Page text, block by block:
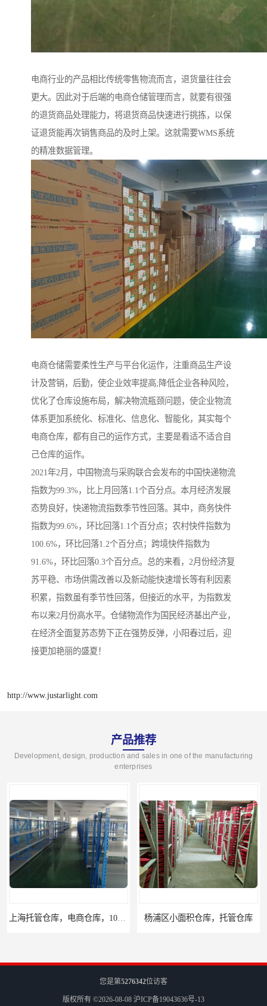
电商行业的产品相比传统零售物流而言，退货量往往会
更大。因此对于后端的电商仓储管理而言，就要有很强
的退货商品处理能力，将退货商品快速进行挑拣，以保
证退货能再次销售商品的及时上架。这就需要WMS系统
的精准数据管理。
电商仓储需要柔性生产与平台化运作，注重商品生产设
计及营销，后勤，使企业效率提高;降低企业各种风险，
优化了仓库设施布局，解决物流瓶颈问题，使企业物流
体系更加系统化、标准化、信息化、智能化，其实每个
电商仓库，都有自己的运作方式，主要是看适不适合自
己仓库的运作。
2021年2月，中国物流与采购联合会发布的中国快递物流
指数为99.3%，比上月回落1.1个百分点。本月经济发展
态势良好，快递物流指数季节性回落。其中，商务快件
指数为99.6%，环比回落1.1个百分点；农村快件指数为
100.6%，环比回落1.2个百分点；跨境快件指数为
91.6%，环比回落0.3个百分点。总的来看，2月份经济复
苏平稳、市场供需改善以及新动能快速增长等有利因素
积累，指数虽有季节性回落，但接近的水平，为指数发
布以来2月份高水平。仓储物流作为国民经济基出产业，
在经济全面复苏态势下正在强势反弹，小阳春过后，迎
接更加艳丽的盛夏！
http://www.justarlight.com
产品推荐
Development, design, production and sales in one of the manufacturing
enterprises
杨浦区小面积仓库，托管仓库 上海小面积仓库，全程系统化管理
您是第5276342位访客
版权所有 ©2026-08-08 沪ICP备19043636号-13